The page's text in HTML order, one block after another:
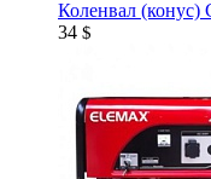
Коленвал (конус)
34 $